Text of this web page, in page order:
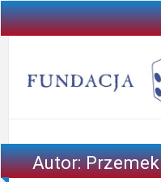
Autor:Przemek